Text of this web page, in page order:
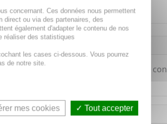
tiges de rotin naturelles diffusent en
concernant. Ces données nous permettent
direct ou via des partenaires, des
également d'adapter le contenu de nos
réaliser des statistiques
les cases ci-dessous. Vous pourrez
de notre site.
mes cookies Tout accepter